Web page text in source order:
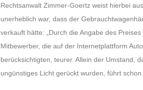
Rechtsanwalt Zimmer-Goertz weist hierbei
unerheblich war, dass der
verkauft hätte: „Durch die Angabe des
Mitbewerber, die auf der Internetplattform
berücksichtigten, teurer. Allein der Umstand,
ungünstiges Licht gerückt wurden, führt